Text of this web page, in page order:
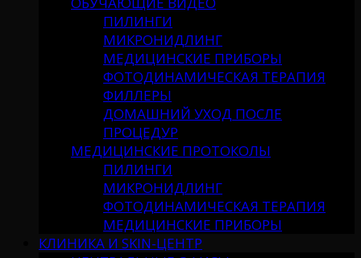
ПИЛИНГИ
МИКРОНИДЛИНГ
МЕДИЦИНСКИЕ ПРИБОРЫ
ФОТОДИНАМИЧЕСКАЯ ТЕРАПИЯ
ФИЛЛЕРЫ
ДОМАШНИЙ УХОД ПОСЛЕ
ПРОЦЕДУР
МЕДИЦИНСКИЕ ПРОТОКОЛЫ
ПИЛИНГИ
МИКРОНИДЛИНГ
ФОТОДИНАМИЧЕСКАЯ ТЕРАПИЯ
МЕДИЦИНСКИЕ ПРИБОРЫ
КЛИНИКА И SKIN-ЦЕНТР